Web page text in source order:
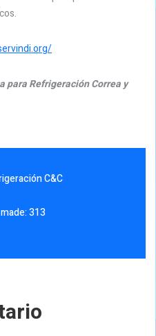
para Refrigeración Correa y
C&C
313